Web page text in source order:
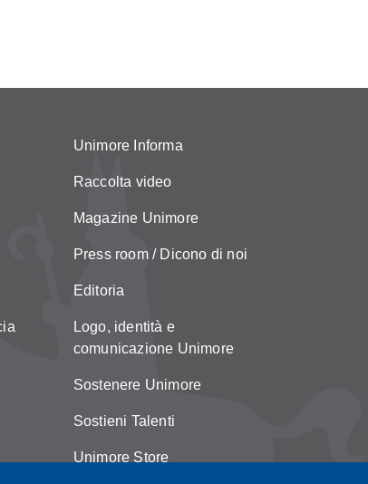
Unimore Informa
Raccolta video
Magazine Unimore
Press room / Dicono di noi
Editoria
Logo, identità e
comunicazione Unimore
Sostenere Unimore
Sostieni Talenti
Unimore Store